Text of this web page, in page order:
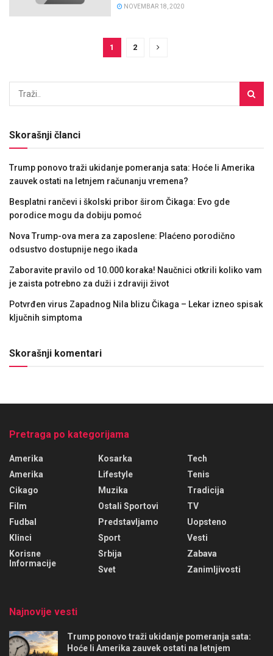
NOVEMBAR 18, 2020
1 2
Skorašnji članci
Trump ponovo traži ukidanje pomeranja sata: Hoće li Amerika
zauvek ostati na letnjem računanju vremena?
Besplatni rančevi i školski pribor širom Čikaga: Evo gde
porodice mogu da dobiju pomoć
Nova Trump-ova mera za zaposlene: Plaćeno porodično
odsustvo dostupnije nego ikada
Zaboravite pravilo od 10.000 koraka! Naučnici otkrili koliko vam
je zaista potrebno za duži i zdraviji život
Potvrđen virus Zapadnog Nila blizu Čikaga – Lekar izneo spisak
ključnih simptoma
Skorašnji komentari
Pretraga po kategorijama
Amerika
Amerika
Cikago
Film
Fudbal
Klinci
Korisne
Informacije
Kosarka
Lifestyle
Muzika
Ostali Sportovi
Predstavljamo
Sport
Srbija
Svet
Tech
Tenis
Tradicija
TV
Uopsteno
Vesti
Zabava
Zanimljivosti
Najnovije vesti
Trump ponovo traži ukidanje pomeranja sata:
Hoće li Amerika zauvek ostati na letnjem